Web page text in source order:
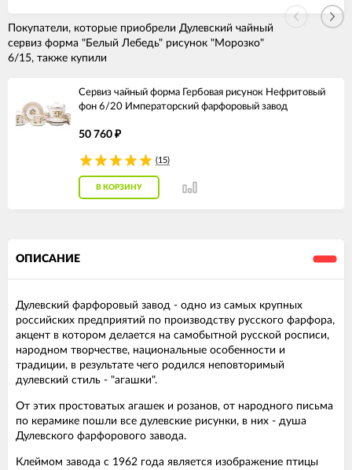
Покупатели, которые приобрели Дулевский чайный
сервиз форма "Белый Лебедь" рисунок "Морозко"
6/15, также купили
Сервиз чайный форма Гербовая рисунок Нефритовый
фон 6/20 Императорский фарфоровый завод
50 760 ₽
(15)
В КОРЗИНУ
ОПИСАНИЕ
Дулевский фарфоровый завод - одно из самых крупных
российских предприятий по производству русского фарфора,
акцент в котором делается на самобытной русской росписи,
народном творчестве, национальные особенности и
традиции, в результате чего родился неповторимый
дулевский стиль - "агашки".
От этих простоватых агашек и розанов, от народного письма
по керамике пошли все дулевские рисунки, в них - душа
Дулевского фарфорового завода.
Клеймом завода с 1962 года является изображение птицы